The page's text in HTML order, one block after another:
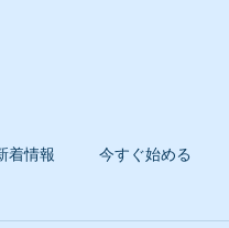
着情報 今すぐ始める